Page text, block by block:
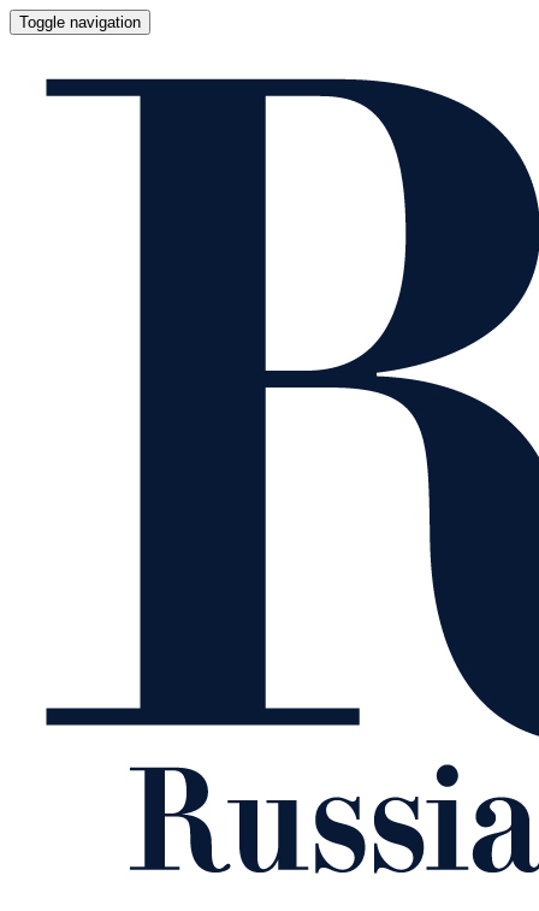
Toggle navigation